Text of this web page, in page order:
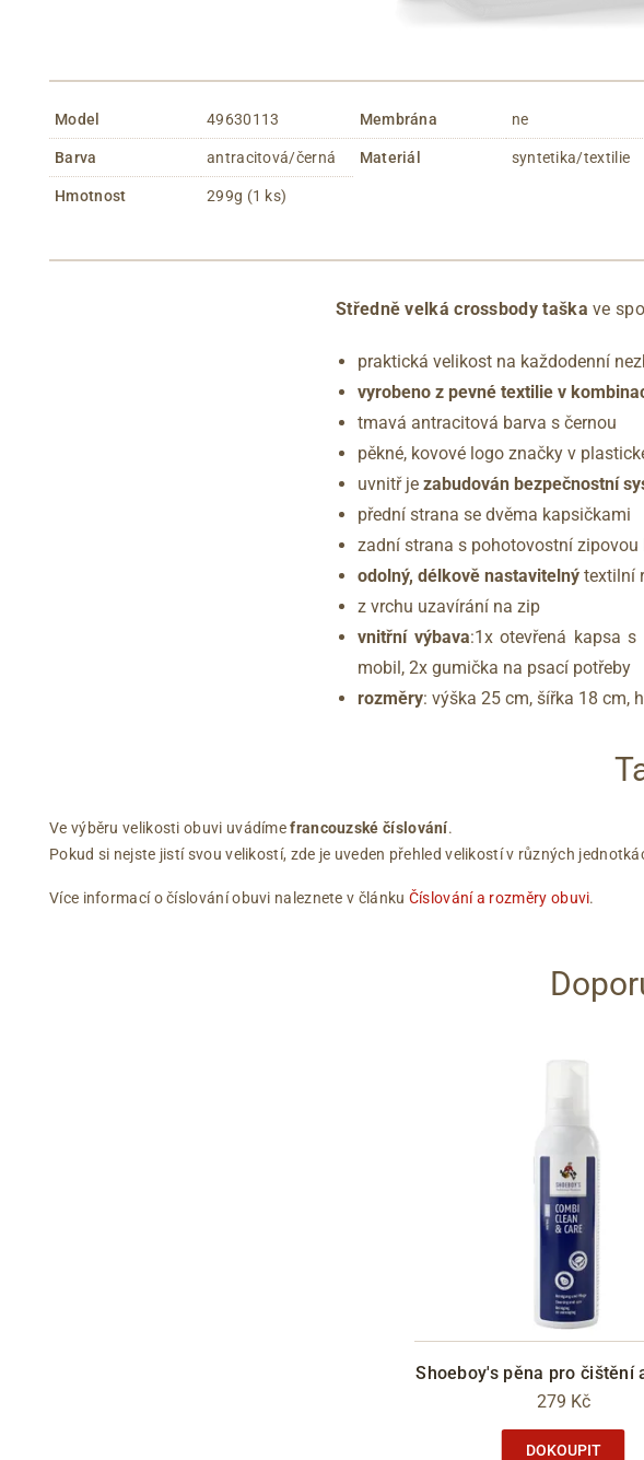
Model 49630113
Barva antracitová/černá
Hmotnost 299g (1 ks)
Membrána ne
Materiál syntetika/textilie
Středně velká crossbody taška ve
praktická velikost na každodenní
vyrobeno z pevné textilie v
tmavá antracitová barva s černou
pěkné, kovové logo značky v
uvnitř je zabudován bezpečnostní
přední strana se dvěma kapsičkami
zadní strana s pohotovostní zipovou
odolný, délkově nastavitelný textilní
z vrchu uzavírání na zip
vnitřní výbava:1x otevřená kapsa
mobil, 2x gumička na psací potřeby
rozměry: výška 25 cm, šířka 18 cm,
Ve výběru velikosti obuvi uvádímefrancouzské číslování.
Pokud si nejste jistí svou velikostí, zde je uveden přehled velikostí v různých
Více informací o číslování obuvi naleznete v článku Číslování a rozměry obuvi.
Shoeboy's pěna pro čištění
279 Kč
DOKOUPIT